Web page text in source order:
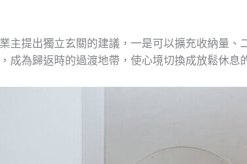
主提出獨立玄關的建議，一是可以擴充收納量
成為歸返時的過渡地帶，使心境切換成放鬆休息